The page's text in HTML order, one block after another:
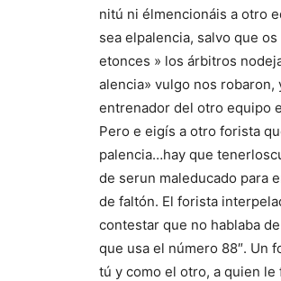
nitú ni élmencionáis a otro
sea elpalencia, salvo que
etonces » los árbitros
alencia» vulgo nos robaron,
entrenador del otro equipo
Pero e eigís a otro forista
palencia…hay que
de serun maleducado para
de faltón. El forista
contestar que no hablaba
que usa el número 88″. Un
tú y como el otro, a quien le